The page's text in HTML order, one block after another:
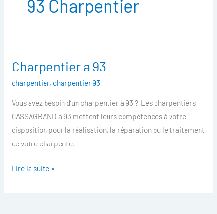
93 Charpentier
Charpentier a 93
charpentier, charpentier 93
Vous avez besoin d’un charpentier à 93 ? Les charpentiers
CASSAGRAND à 93 mettent leurs compétences à votre
disposition pour la réalisation, la réparation ou le traitement
de votre charpente.
Charpentier
Lire la suite »